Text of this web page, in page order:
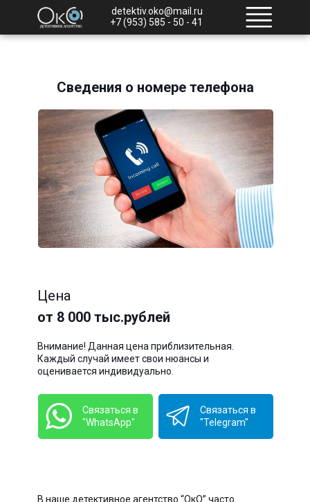
detektiv.oko@mail.ru
+7 (953) 585 - 50 - 41
Сведения о номере телефона
Цена
от 8 000 тыс.рублей
Внимание! Данная цена приблизительная.
Каждый случай имеет свои нюансы и
оценивается индивидуально.
Связаться в
"WhatsApp"
Связаться в
"Telegram"
В наше детективное агентство “ОкО” часто